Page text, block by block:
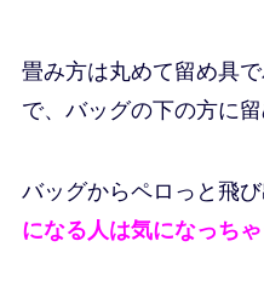
畳み方は丸めて留め具
で、バッグの下の方に留
バッグからペロっと飛
になる人は気になっち